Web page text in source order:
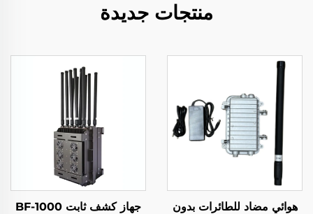
منتجات جديدة
هوائي مضاد للطائرات بدون
جهاز كشف ثابت BF-1000